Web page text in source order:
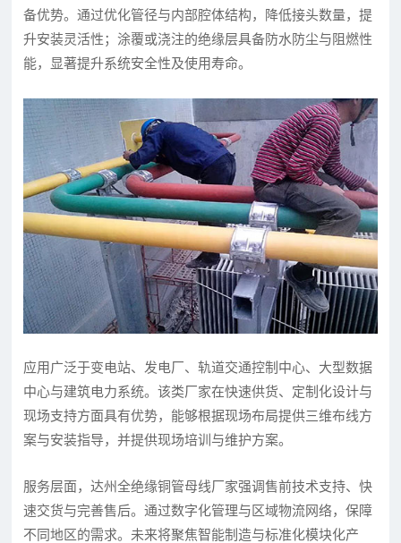
备优势。通过优化管径与内部腔体结构，降低接头数量，提
升安装灵活性；涂覆或浇注的绝缘层具备防水防尘与阻燃性
能，显著提升系统安全性及使用寿命。
应用广泛于变电站、发电厂、轨道交通控制中心、大型数据
中心与建筑电力系统。该类厂家在快速供货、定制化设计与
现场支持方面具有优势，能够根据现场布局提供三维布线方
案与安装指导，并提供现场培训与维护方案。
服务层面，达州全绝缘铜管母线厂家强调售前技术支持、快
速交货与完善售后。通过数字化管理与区域物流网络，保障
不同地区的需求。未来将聚焦智能制造与标准化模块化产